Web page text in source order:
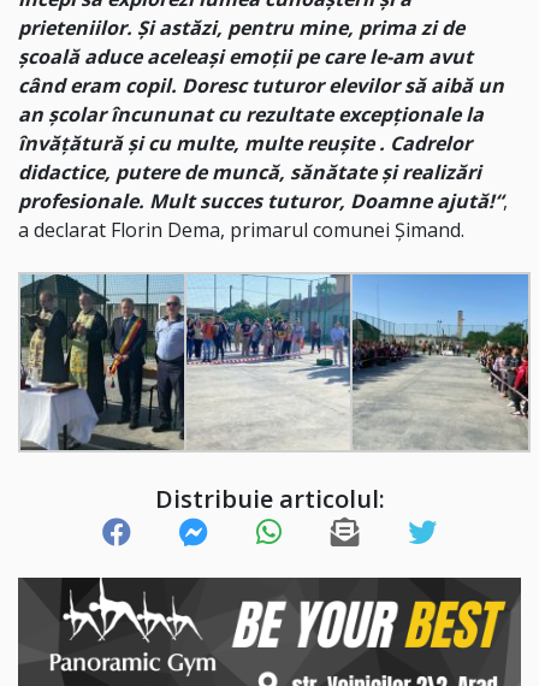
prieteniilor. Și astăzi, pentru mine, prima zi de
școală aduce aceleași emoții pe care le-am avut
când eram copil. Doresc tuturor elevilor să aibă un
an școlar încununat cu rezultate excepționale la
învățătură și cu multe, multe reușite . Cadrelor
didactice, putere de muncă, sănătate și realizări
profesionale. Mult succes tuturor, Doamne ajută!“,
a declarat Florin Dema, primarul comunei Șimand.
Distribuie articolul: